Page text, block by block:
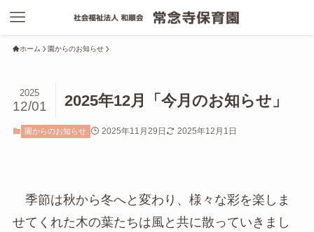
ホーム 園からのお知らせ
2025年12月「今月のお知らせ」
2025
12/01
園からのお知らせ 2025年11月29日 2025年12月1日
季節は秋から冬へと変わり、様々な彩を楽しま
せてくれた木の葉たちは風と共に散っていきまし